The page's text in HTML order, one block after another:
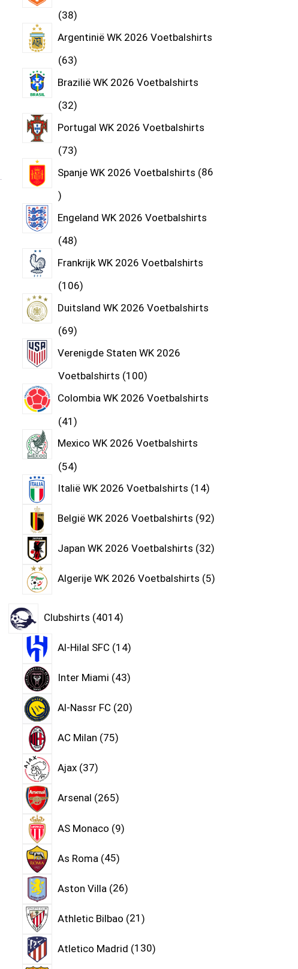
38
Argentinië WK 2026 Voetbalshirts
63
Brazilië WK 2026 Voetbalshirts
32
Portugal WK 2026 Voetbalshirts
73
Spanje WK 2026 Voetbalshirts 86
Engeland WK 2026 Voetbalshirts
48
Frankrijk WK 2026 Voetbalshirts
106
Duitsland WK 2026 Voetbalshirts
69
Verenigde Staten WK 2026
Voetbalshirts 100
Colombia WK 2026 Voetbalshirts
41
Mexico WK 2026 Voetbalshirts
54
Italië WK 2026 Voetbalshirts 14
België WK 2026 Voetbalshirts 92
Japan WK 2026 Voetbalshirts 32
Algerije WK 2026 Voetbalshirts 5
Clubshirts 4014
Al-Hilal SFC 14
Inter Miami 43
Al-Nassr FC 20
AC Milan 75
Ajax 37
Arsenal 265
AS Monaco 9
As Roma 45
Aston Villa 26
Athletic Bilbao 21
Atletico Madrid 130